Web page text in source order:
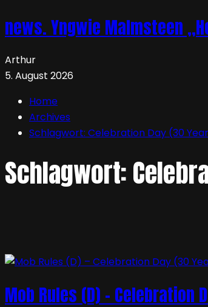
news. Yngwie Malmsteen
Arthur
5. August 2026
Home
Archives
Schlagwort: Celebration Day (30
Schlagwort:
Mob Rules (D) – Celebration